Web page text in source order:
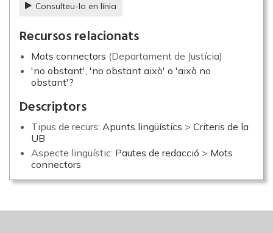
Consulteu-lo en línia
Recursos relacionats
Mots connectors (Departament de Justícia)
'no obstant', 'no obstant això' o 'això no
obstant'?
Descriptors
Tipus de recurs: Apunts lingüístics > Criteris de la
UB
Aspecte lingüístic: Pautes de redacció > Mots
connectors